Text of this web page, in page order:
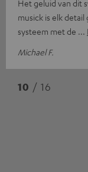
Het geluid van dit
musick is elk
systeem met de
Michael F.
10 / 16